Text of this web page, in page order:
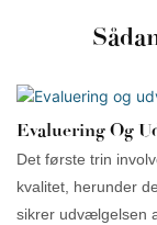
Evaluering Og
Det første trin
kvalitet, herunder
sikrer udvælgelsen